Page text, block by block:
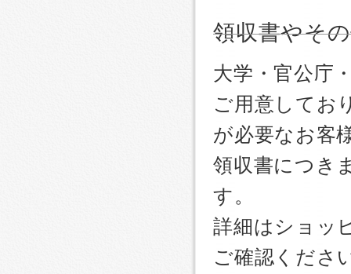
領収書やそ
大学・官公庁
ご用意してお
が必要なお客
領収書につき
す。
詳細はショッ
ご確認くださ